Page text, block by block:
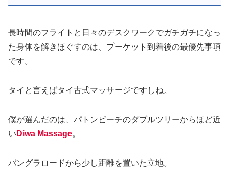
長時間のフライトと日々のデスクワークでガチガチになっ
た身体を解きほぐすのは、プーケット到着後の最優先事項
です。
タイと言えばタイ古式マッサージですしね。
僕が選んだのは、パトンビーチのダブルツリーからほど近
い Diwa Massage。
バングラロードから少し距離を置いた立地。